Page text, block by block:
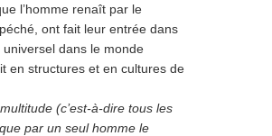
l’homme renaît par le
ont fait leur entrée dans
universel dans le monde
en structures et en cultures de
(c’est-à-dire tous les
par un seul homme le